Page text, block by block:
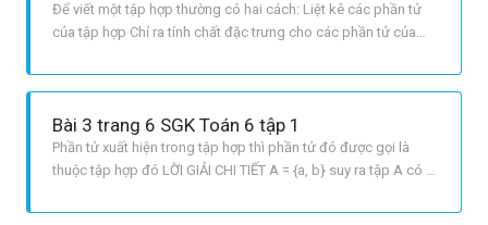
Để viết một tập hợp thường có hai cách: Liệt kê các phần tử
của tập hợp Chỉ ra tính chất đặc trưng cho các phần tử của
chữ O xuất hiện hai lần, nhưng trong khi biểu diễn tập hợp thì
Bài 3 trang 6 SGK Toán 6 tập 1
Phần tử xuất hiện trong tập hợp thì phần tử đó được gọi là
thuộc tập hợp đó LỜI GIẢI CHI TIẾT A = {a, b} suy ra tập A có 2
x notin A Vì tập A có 2 phần tử là: a, b. Do đó x không thuộc